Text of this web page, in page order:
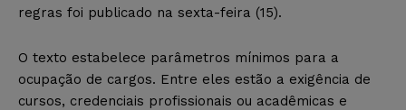
regras foi publicado na sexta-feira (15).
O texto estabelece parâmetros mínimos para a
ocupação de cargos. Entre eles estão a exigência de
cursos, credenciais profissionais ou acadêmicas e